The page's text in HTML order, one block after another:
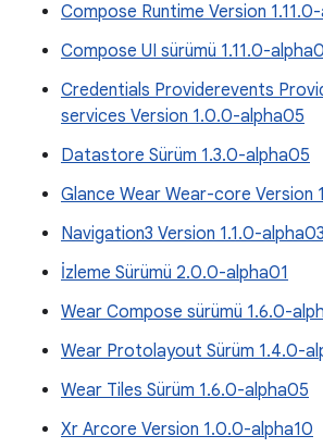
Compose Runtime Version
Compose UI sürümü 1.11.0-
Credentials Providerevents
services Version 1.0.0-alpha05
Datastore Sürüm 1.3.0-alpha05
Glance Wear Wear-core Version
Navigation3 Version 1.1.0-alpha03
İzleme Sürümü 2.0.0-alpha01
Wear Compose sürümü 1.6.0-
Wear Protolayout Sürüm 1.4.0-
Wear Tiles Sürüm 1.6.0-alpha05
Xr Arcore Version 1.0.0-alpha10